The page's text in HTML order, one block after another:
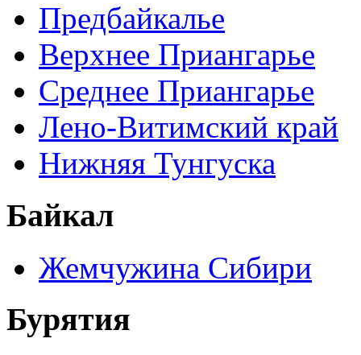
Предбайкалье
Верхнее Приангарье
Среднее Приангарье
Лено-Витимский край
Нижняя Тунгуска
Байкал
Жемчужина Сибири
Бурятия